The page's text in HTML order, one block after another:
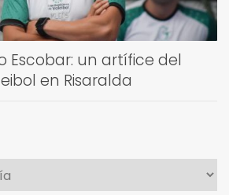
Escobar: un artífice del
en Risaralda